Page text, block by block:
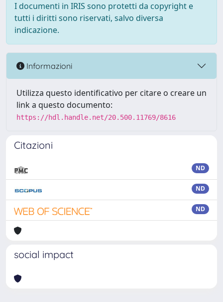
I documenti in IRIS sono protetti da copyright e
tutti i diritti sono riservati, salvo diversa
indicazione.
Informazioni
Utilizza questo identificativo per citare o creare un
link a questo documento:
https://hdl.handle.net/20.500.11769/8616
Citazioni
ND
ND
ND
social impact